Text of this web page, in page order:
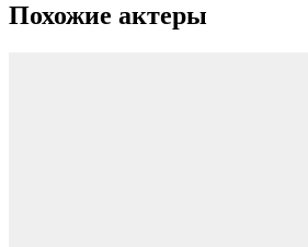
Похожие актеры